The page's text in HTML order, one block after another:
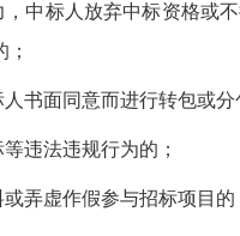
中标人 放弃中标资格或
书面同意而进行转包或分
违法违规行为的；
或弄虚作假参与招标项目的